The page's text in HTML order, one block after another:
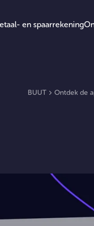
en spaarrekening
BUUT Ontdek de